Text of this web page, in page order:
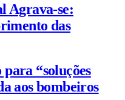
Agrava-se:
das
“soluções
aos bombeiros